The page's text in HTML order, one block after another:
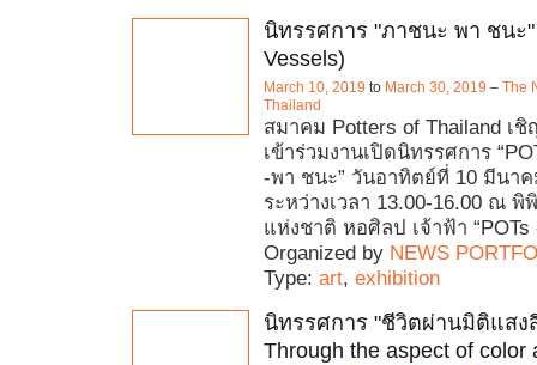
นิทรรศการ "ภาชนะ พา ชนะ"
Vessels)
March 10, 2019 to March 30, 2019 – The
Thailand
สมาคม Potters of Thailand เ
เข้าร่วมงานเปิดนิทรรศการ
-พา ชนะ” วันอาทิตย์ที่ 10 มีนา
ระหว่างเวลา 13.00-16.00 ณ
แห่งชาติ หอศิลป เจ้าฟ้า “POTs
Organized by NEWS
Type: art, exhibition
นิทรรศการ "ชีวิตผ่านมิติแสง
Through the aspect of color